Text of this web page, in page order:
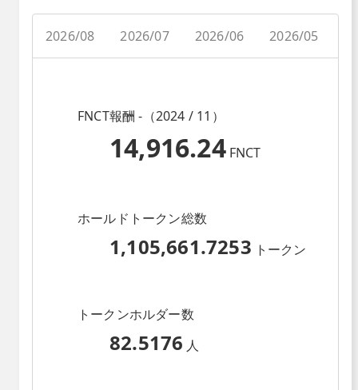
2026/08 2026/07 2026/06 2026/05
FNCT報酬 -（2024 / 11）
14,916.24 FNCT
ホールドトークン総数
1,105,661.7253 トークン
トークンホルダー数
82.5176 人